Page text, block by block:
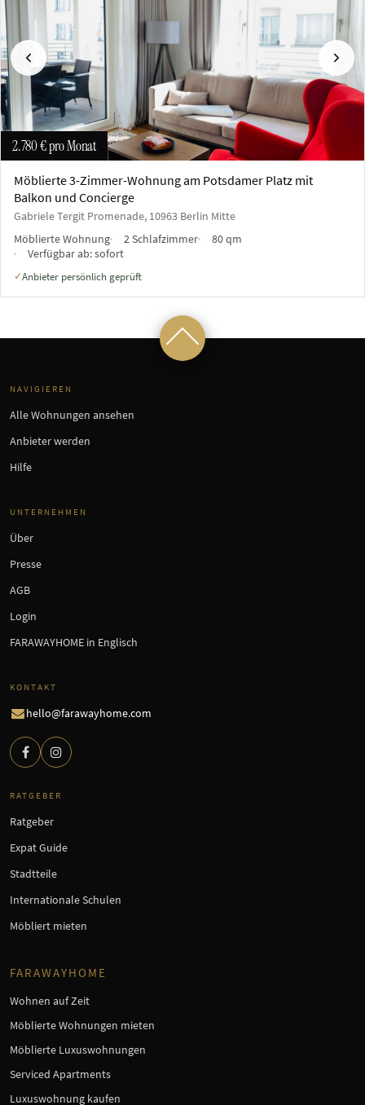
Vorherige
2.780 €pro Monat
Möblierte 3-Zimmer-Wohnung am Potsdamer Platz mit
Balkon und Concierge
Gabriele Tergit Promenade, 10963 Berlin Mitte
Möblierte Wohnung
2 Schlafzimmer
80 qm
Verfügbar ab:sofort
✓Anbieter persönlich geprüft
NAVIGIEREN
Alle Wohnungen ansehen
Anbieter werden
Hilfe
UNTERNEHMEN
Über
Presse
AGB
Login
FARAWAYHOME in Englisch
KONTAKT
hello@farawayhome.com
RATGEBER
Ratgeber
Expat Guide
Stadtteile
Internationale Schulen
Möbliert mieten
FARAWAYHOME
Wohnen auf Zeit
Möblierte Wohnungen mieten
Möblierte Luxuswohnungen
Serviced Apartments
Luxuswohnung kaufen